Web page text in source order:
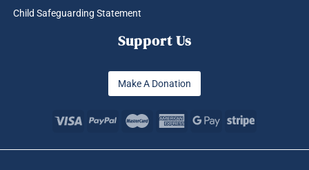
Child Safeguarding Statement
Support Us
Make A Donation